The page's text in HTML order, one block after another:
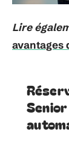
Lire
avantages